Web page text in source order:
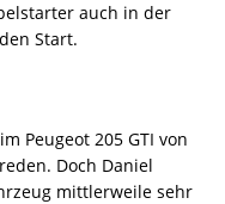
auch in der
Start.
Peugeot 205 GTI von
Doch Daniel
mittlerweile sehr